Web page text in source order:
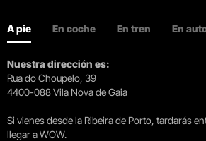
A pie En coche En tren En
Nuestra dirección es:
Rua do Choupelo, 39
4400-088 Vila Nova de Gaia
Si vienes desde la Ribeira de Porto, tardarás
llegar a WOW.